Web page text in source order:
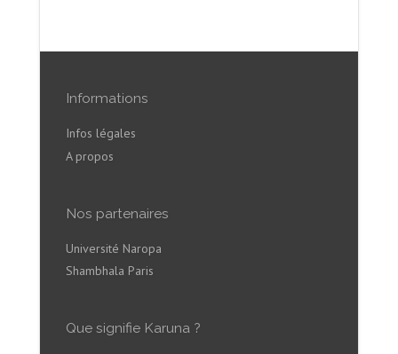
Informations
Infos légales
A propos
Nos partenaires
Université Naropa
Shambhala Paris
Que signifie Karuna ?